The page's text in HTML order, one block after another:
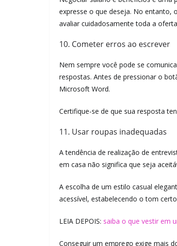
expresse o que deseja. No entanto,
avaliar cuidadosamente toda a
10. Cometer erros ao escrever
Nem sempre você pode se
respostas. Antes de pressionar o
Microsoft Word.
Certifique-se de que sua resposta
11. Usar roupas inadequadas
A tendência de realização de
em casa não significa que seja
A escolha de um estilo casual
acessível, estabelecendo o tom
LEIA DEPOIS: saiba o que vestir em
Conseguir um emprego exige mais